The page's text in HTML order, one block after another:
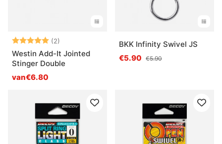
Beoordeling:
(2)
Westin Add-It Jointed
Stinger Double
van€6.80
BKK Infinity Swivel JS
€5.90 €5.90